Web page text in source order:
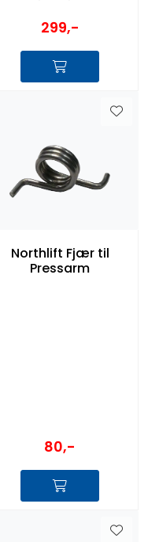
299,-
Northlift Fjær til
Pressarm
80,-